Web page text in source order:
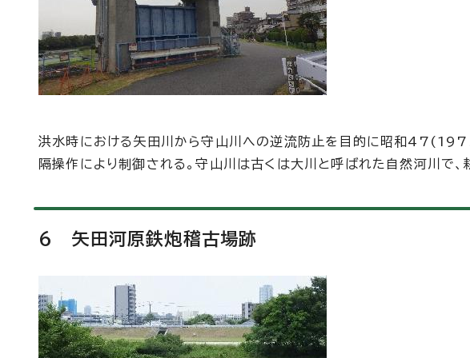
洪水時における矢田川から守山川への逆流防止を目的に昭和
隔操作により制御される。守山川は古くは大川と呼ばれた自然河川で、
6 矢田河原鉄炮稽古場跡